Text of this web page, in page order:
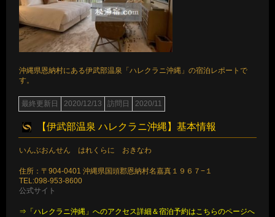
沖縄県恩納村にある伊武部温泉「ハレクラニ沖縄」の宿泊レポートで
す。
最終更新日 2020/12/13 訪問日 2020/11
【伊武部温泉 ハレクラニ沖縄】基本情報
いんぶおんせん はれくらに おきなわ
住所：〒904-0401 沖縄県国頭郡恩納村名嘉真１９６７−１
TEL:098-953-8600
公式サイト
⇒「ハレクラニ沖縄」へのアクセス詳細＆宿泊予約はこちらのページへ